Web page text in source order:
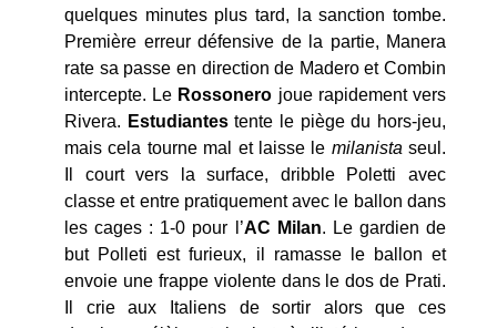
quelques minutes plus tard, la sanction tombe.
Première erreur défensive de la partie, Manera
rate sa passe en direction de Madero et Combin
intercepte. Le Rossonero joue rapidement vers
Rivera. Estudiantestente le piège du hors-jeu,
mais cela tourne mal et laisse le milanista seul.
Il court vers la surface, dribble Poletti avec
classe et entre pratiquement avec le ballon dans
les cages : 1-0 pour l’AC Milan. Le gardien de
but Polleti est furieux, il ramasse le ballon et
envoie une frappe violente dans le dos de Prati.
Il crie aux Italiens de sortir alors que ces